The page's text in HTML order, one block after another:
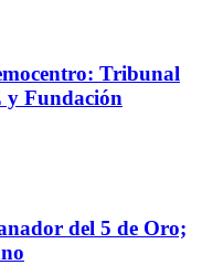
Tribunal
y Fundación
del 5 de Oro;